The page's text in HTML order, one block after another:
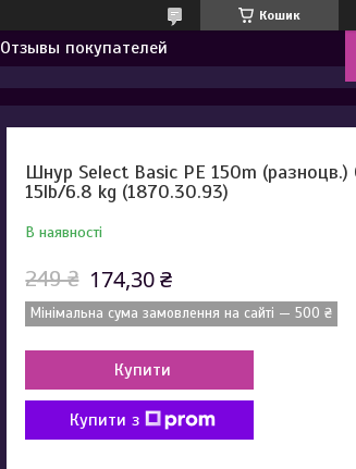
Кошик
Отзывы покупателей
Шнур Select Basic PE 150m (разноцв.)
15lb/6.8 kg (1870.30.93)
В наявності
249 ₴ 174,30 ₴
Мінімальна сума замовлення на сайті — 500 ₴
Купити
Купити з